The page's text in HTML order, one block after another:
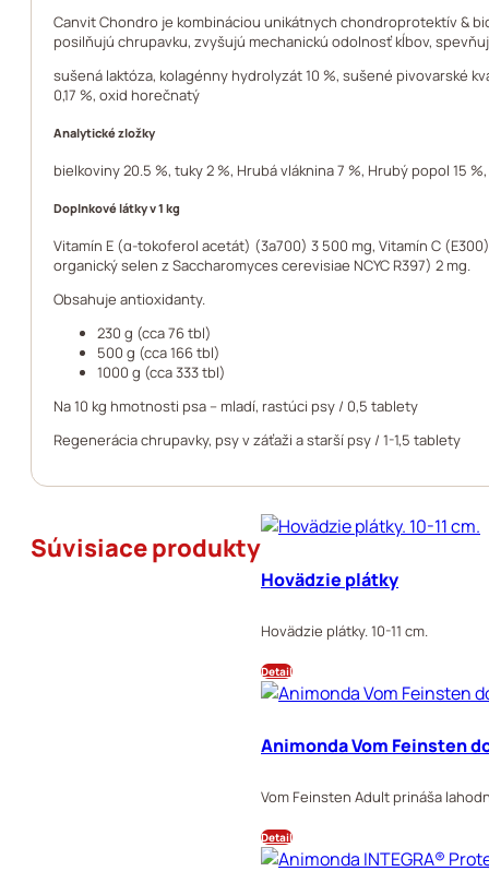
Canvit Chondro je kombináciou unikátnych chondroprotektív &
posilňujú chrupavku, zvyšujú mechanickú odolnosť kĺbov,
sušená laktóza, kolagénny hydrolyzát 10 %, sušené pivovarské
0,17 %, oxid horečnatý
Analytické zložky
bielkoviny 20.5 %, tuky 2 %, Hrubá vláknina 7 %, Hrubý popol 15
Doplnkové látky v 1 kg
Vitamín E (α-tokoferol acetát) (3a700) 3 500 mg, Vitamín C
organický selen z Saccharomyces cerevisiae NCYC R397) 2 mg.
Obsahuje antioxidanty.
230 g (cca 76 tbl)
500 g (cca 166 tbl)
1000 g (cca 333 tbl)
Na 10 kg hmotnosti psa – mladí, rastúci psy / 0,5 tablety
Regenerácia chrupavky, psy v záťaži a starší psy / 1-1,5 tablety
Súvisiace produkty
Hovädzie plátky
Hovädzie plátky. 10-11 cm.
Detail
Animonda Vom Feinsten
Vom Feinsten Adult prináša
Detail